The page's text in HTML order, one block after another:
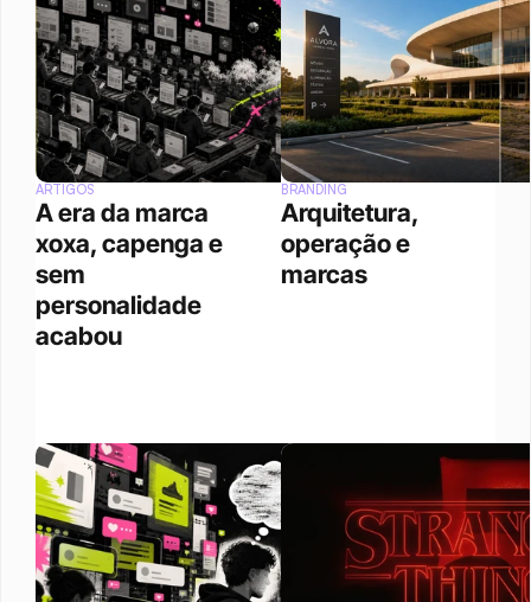
ARTIGOS
A era da marca
xoxa, capenga e
sem
personalidade
acabou
BRANDING
Arquitetura,
operação e
marcas